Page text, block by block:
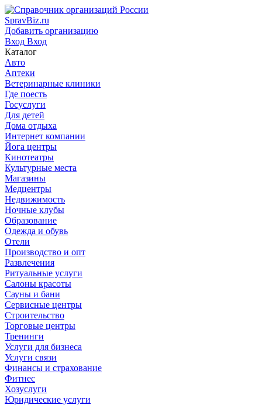
SpravBiz.ru
Добавить организацию
Вход Вход
Каталог
Авто
Аптеки
Ветеринарные клиники
Где поесть
Госуслуги
Для детей
Дома отдыха
Интернет компании
Йога центры
Кинотеатры
Культурные места
Магазины
Медцентры
Недвижимость
Ночные клубы
Образование
Одежда и обувь
Отели
Производство и опт
Развлечения
Ритуальные услуги
Салоны красоты
Сауны и бани
Сервисные центры
Строительство
Торговые центры
Тренинги
Услуги для бизнеса
Услуги связи
Финансы и страхование
Фитнес
Хозуслуги
Юридические услуги